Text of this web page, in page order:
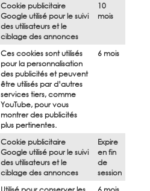
Cookie publicitaire
Google utilisé pour le suivi
des utilisateurs et le
ciblage des annonces
10
mois
Ces cookies sont utilisés
pour la personnalisation
des publicités et peuvent
être utilisés par d’autres
services tiers, comme
YouTube, pour vous
montrer des publicités
plus pertinentes.
6 mois
Cookie publicitaire
Google utilisé pour le suivi
des utilisateurs et le
ciblage des annonces
Expire
en fin
de
session